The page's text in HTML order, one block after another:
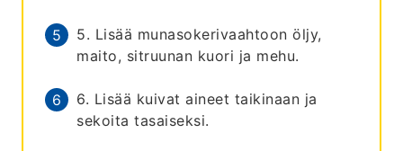
5. Lisää munasokerivaahtoon öljy,
maito, sitruunan kuori ja mehu.
6. Lisää kuivat aineet taikinaan ja
sekoita tasaiseksi.